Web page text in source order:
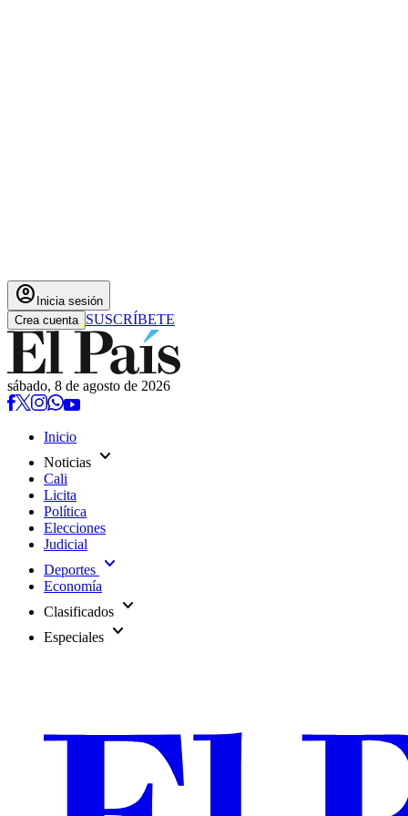
account_circle Inicia sesión
Crea cuenta SUSCRÍBETE
sábado, 8 de agosto de 2026
Inicio
Noticias expand_more
Cali
Licita
Política
Elecciones
Judicial
Deportes expand_more
Economía
Clasificados expand_more
Especiales expand_more